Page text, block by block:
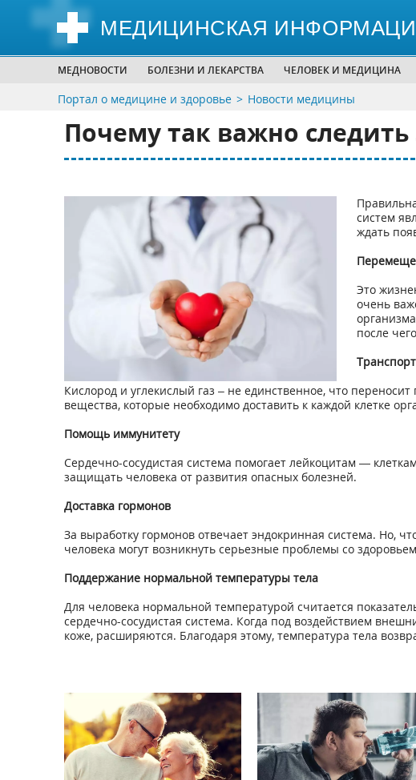
МЕДИЦИНСКАЯ
МЕДНОВОСТИ БОЛЕЗНИ И ЛЕКАРСТВА ЧЕЛОВЕК И МЕДИЦИНА
Портал о медицине и здоровье Новости медицины
Почему так важно следить
систем
ждать
Это
очень
после
Кислород и углекислый газ – не единственное, что
вещества, которые необходимо доставить к каждой клетке
Помощь иммунитету
Сердечно-сосудистая система помогает лейкоцитам —
защищать человека от развития опасных болезней.
Доставка гормонов
За выработку гормонов отвечает эндокринная система. Но,
человека могут возникнуть серьезные проблемы со
Поддержание нормальной температуры тела
Для человека нормальной температурой считается
сердечно-сосудистая система. Когда под воздействием
коже, расширяются. Благодаря этому, температура тела